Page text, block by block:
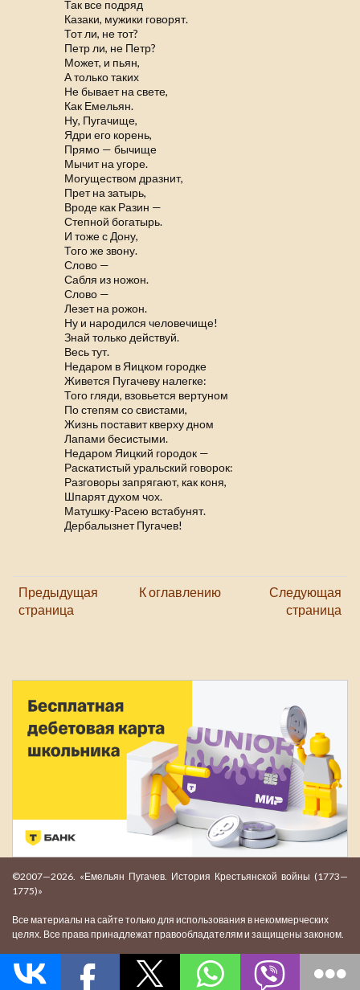
Так все подряд
Казаки, мужики говорят.
Тот ли, не тот?
Петр ли, не Петр?
Может, и пьян,
А только таких
Не бывает на свете,
Как Емельян.
Ну, Пугачище,
Ядри его корень,
Прямо — бычище
Мычит на угоре.
Могуществом дразнит,
Прет на затырь,
Вроде как Разин —
Степной богатырь.
И тоже с Дону,
Того же звону.
Слово —
Сабля из ножон.
Слово —
Лезет на рожон.
Ну и народился человечище!
Знай только действуй.
Весь тут.
Недаром в Яицком городке
Живется Пугачеву налегке:
Того гляди, взовьется вертуном
По степям со свистами,
Жизнь поставит кверху дном
Лапами бесистыми.
Недаром Яицкий городок —
Раскатистый уральский говорок:
Разговоры запрягают, как коня,
Шпарят духом чох.
Матушку-Расею встабунят.
Дербалызнет Пугачев!
Предыдущая
страница
К оглавлению
Следующая
страница
©2007—2026. «Емельян Пугачев. История Крестьянской войны (1773—
1775)»
Все материалы на сайте только для использования в некоммерческих
целях. Все права принадлежат правообладателям и защищены законом.